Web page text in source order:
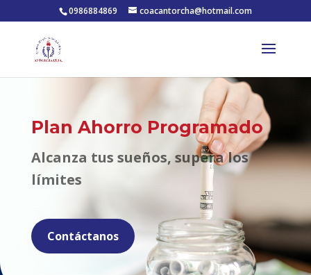
0986884869 coacantorcha@hotmail.com
Plan Ahorro Programado
Alcanza tus sueños, supera los
límites
Contáctanos